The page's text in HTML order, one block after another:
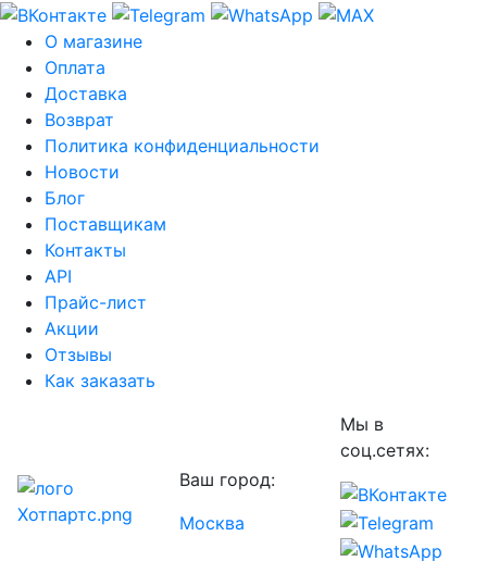
О магазине
Оплата
Доставка
Возврат
Политика конфиденциальности
Новости
Блог
Поставщикам
Контакты
API
Прайс-лист
Акции
Отзывы
Как заказать
Ваш город:
Москва
Мы в
соц.сетях: